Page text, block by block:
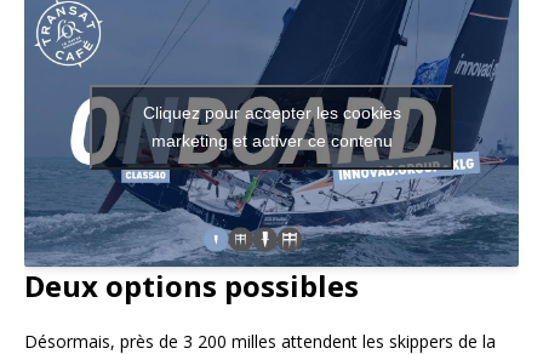
Cliquez pour accepter les cookies
marketing et activer ce contenu
Deux options possibles
Désormais, près de 3 200 milles attendent les skippers de la